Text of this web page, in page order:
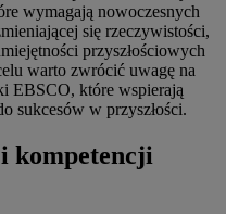
wymagają nowoczesnych
się rzeczywistości,
przyszłościowych
warto zwrócić uwagę na
EBSCO, które wspierają
sukcesów w przyszłości.
kompetencji